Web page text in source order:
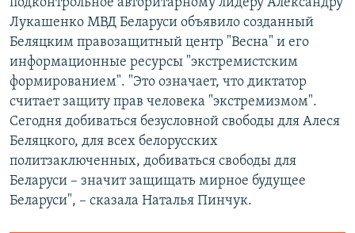
подконтрольное авторитарному лидеру Александру
Лукашенко МВД Беларуси объявило созданный
Беляцким правозащитный центр "Весна" и его
информационные ресурсы "экстремистским
формированием". "Это означает, что диктатор
считает защиту прав человека "экстремизмом".
Сегодня добиваться безусловной свободы для Алеся
Беляцкого, для всех белорусских
политзаключенных, добиваться свободы для
Беларуси – значит защищать мирное будущее
Беларуси", – сказала Наталья Пинчук.